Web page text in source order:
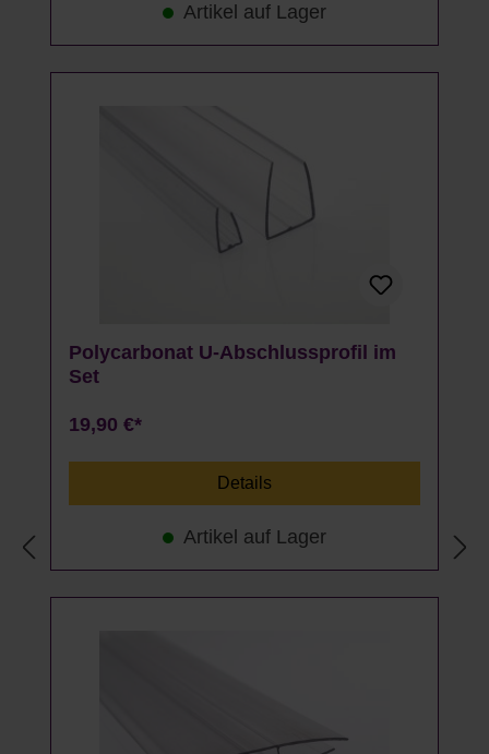
Artikel auf Lager
Polycarbonat U-Abschlussprofil im
Set
19,90 €*
Details
Artikel auf Lager